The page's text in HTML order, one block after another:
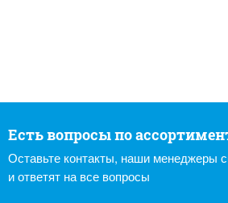
Есть вопросы по
Оставьте контакты, наши менеджеры
и ответят на все вопросы